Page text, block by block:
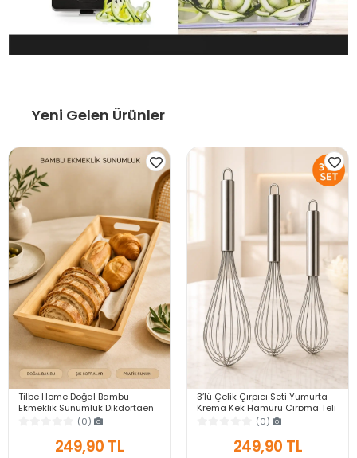
Yeni Gelen Ürünler
Tilbe Home Doğal Bambu
Ekmeklik Sunumluk Dikdörtgen
Kahvaltı ve Servis Sepeti
(0)
249,90 TL
3’lü Çelik Çırpıcı Seti Yumurta
Krema Kek Hamuru Çırpma Teli
Pratik Sos Karıştırıcı Mutfak Teli
(0)
249,90 TL